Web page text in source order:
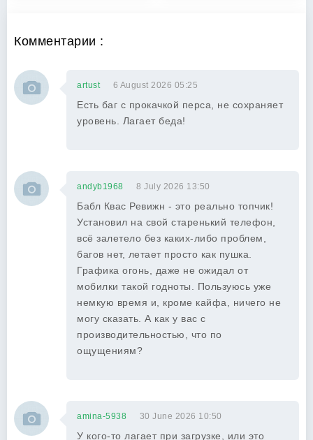
Комментарии :
artust 6 August 2026 05:25
Есть баг с прокачкой перса, не сохраняет
уровень. Лагает беда!
andyb1968 8 July 2026 13:50
Бабл Квас Ревижн - это реально топчик!
Установил на свой старенький телефон,
всё залетело без каких-либо проблем,
багов нет, летает просто как пушка.
Графика огонь, даже не ожидал от
мобилки такой годноты. Пользуюсь уже
немкую время и, кроме кайфа, ничего не
могу сказать. А как у вас с
производительностью, что по
ощущениям?
amina-5938 30 June 2026 10:50
У кого-то лагает при загрузке, или это